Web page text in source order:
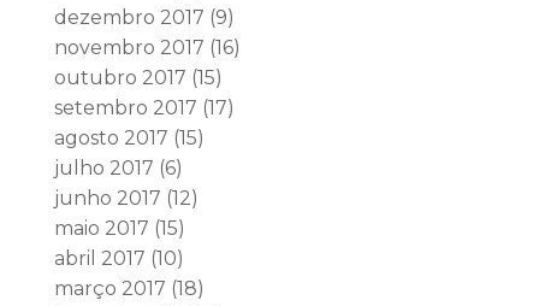
dezembro 2017 (9)
novembro 2017 (16)
outubro 2017 (15)
setembro 2017 (17)
agosto 2017 (15)
julho 2017 (6)
junho 2017 (12)
maio 2017 (15)
abril 2017 (10)
março 2017 (18)